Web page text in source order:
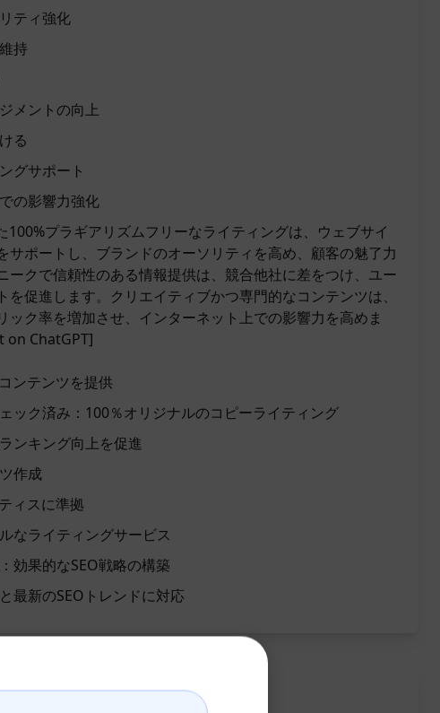
ティ強化
持
メントの向上
る
グサポート
の影響力強化
100%プラギアリズムフリーなライティングは、ウェブサイ
サポートし、ブランドのオーソリティを高め、顧客の魅了力
ークで信頼性のある情報提供は、競合他社に差をつけ、ユー
を促進します。クリエイティブかつ専門的なコンテンツは、
ック率を増加させ、インターネット上での影響力を高めま
on ChatGPT]
ンテンツを提供
ック済み：100％オリジナルのコピーライティング
ンキング向上を促進
作成
ィスに準拠
なライティングサービス
効果的なSEO戦略の構築
最新のSEOトレンドに対応